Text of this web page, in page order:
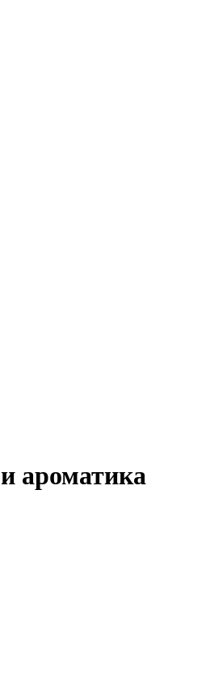
ароматика